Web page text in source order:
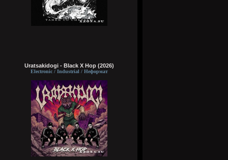
Uratsakidogi - Black X Hop (2026)
Electronic / Industrial / Неформат